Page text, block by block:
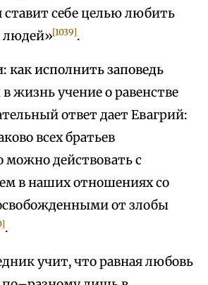
ставит себе целью любить
людей»[1039].
как исполнить заповедь
жизнь учение о равенстве
ответ дает Евагрий:
всех братьев
можно действовать с
в наших отношениях со
от злобы
.
учит, что равная любовь